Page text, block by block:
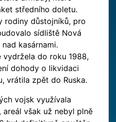
středního doletu.
rodiny důstojníků, pro
sídliště Nová
kasárnami.
vydržela do roku 1988,
dohody o likvidaci
vrátila zpět do Ruska.
vojsk využívala
areál však už nebyl plně